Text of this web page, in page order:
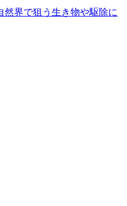
然界で狙う生き物や駆除に